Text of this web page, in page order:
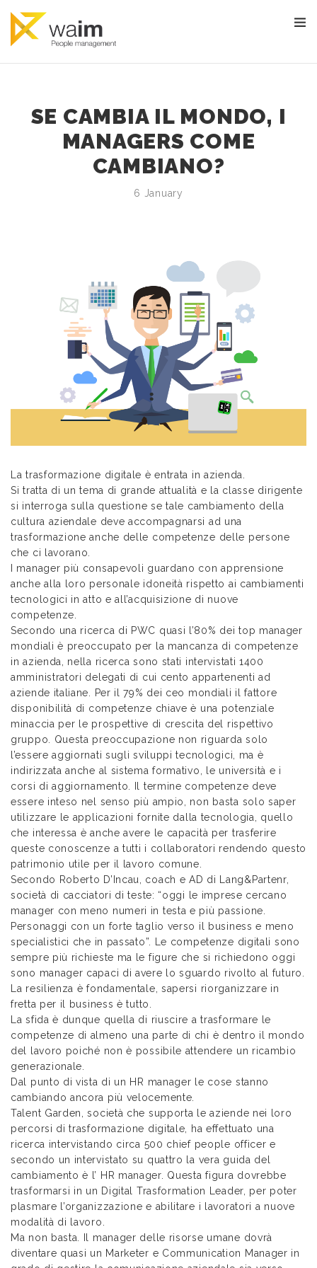
SE CAMBIA IL MONDO, I
MANAGERS COME
CAMBIANO?
6 January
La trasformazione digitale è entrata in azienda.
Si tratta di un tema di grande attualità e la classe dirigente
si interroga sulla questione se tale cambiamento della
cultura aziendale deve accompagnarsi ad una
trasformazione anche delle competenze delle persone
che ci lavorano.
I manager più consapevoli guardano con apprensione
anche alla loro personale idoneità rispetto ai cambiamenti
tecnologici in atto e all’acquisizione di nuove
competenze.
Secondo una ricerca di PWC quasi l’80% dei top manager
mondiali è preoccupato per la mancanza di competenze
in azienda, nella ricerca sono stati intervistati 1400
amministratori delegati di cui cento appartenenti ad
aziende italiane. Per il 79% dei ceo mondiali il fattore
disponibilità di competenze chiave è una potenziale
minaccia per le prospettive di crescita del rispettivo
gruppo. Questa preoccupazione non riguarda solo
l’essere aggiornati sugli sviluppi tecnologici, ma è
indirizzata anche al sistema formativo, le università e i
corsi di aggiornamento. Il termine competenze deve
essere inteso nel senso più ampio, non basta solo saper
utilizzare le applicazioni fornite dalla tecnologia, quello
che interessa è anche avere le capacità per trasferire
queste conoscenze a tutti i collaboratori rendendo questo
patrimonio utile per il lavoro comune.
Secondo Roberto D’Incau, coach e AD di Lang&Partenr,
società di cacciatori di teste: “oggi le imprese cercano
manager con meno numeri in testa e più passione.
Personaggi con un forte taglio verso il business e meno
specialistici che in passato”. Le competenze digitali sono
sempre più richieste ma le figure che si richiedono oggi
sono manager capaci di avere lo sguardo rivolto al futuro.
La resilienza è fondamentale, sapersi riorganizzare in
fretta per il business è tutto.
La sfida è dunque quella di riuscire a trasformare le
competenze di almeno una parte di chi è dentro il mondo
del lavoro poiché non è possibile attendere un ricambio
generazionale.
Dal punto di vista di un HR manager le cose stanno
cambiando ancora più velocemente.
Talent Garden, società che supporta le aziende nei loro
percorsi di trasformazione digitale, ha effettuato una
ricerca intervistando circa 500 chief people officer e
secondo un intervistato su quattro la vera guida del
cambiamento è l’ HR manager. Questa figura dovrebbe
trasformarsi in un Digital Trasformation Leader, per poter
plasmare l’organizzazione e abilitare i lavoratori a nuove
modalità di lavoro.
Ma non basta. Il manager delle risorse umane dovrà
diventare quasi un Marketer e Communication Manager in